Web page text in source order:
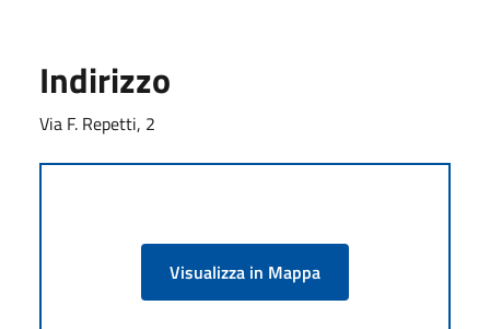
Indirizzo
Via F. Repetti, 2
Visualizza in Mappa